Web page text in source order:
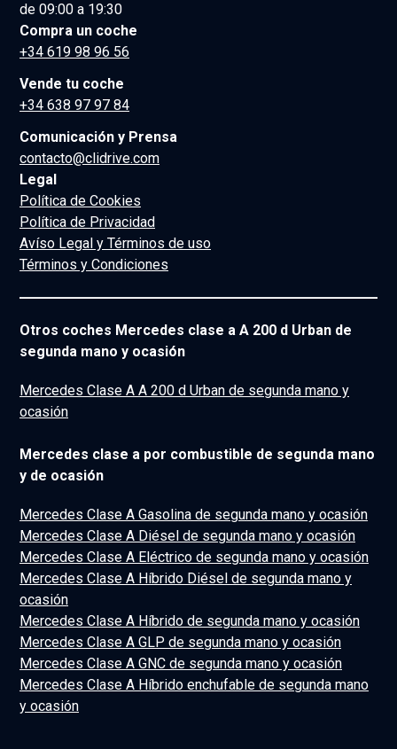
de 09:00 a 19:30
Compra un coche
+34 619 98 96 56
Vende tu coche
+34 638 97 97 84
Comunicación y Prensa
contacto@clidrive.com
Legal
Política de Cookies
Política de Privacidad
Avíso Legal y Términos de uso
Términos y Condiciones
Otros coches Mercedes clase a A 200 d Urban de
segunda mano y ocasión
Mercedes Clase A A 200 d Urban de segunda mano y
ocasión
Mercedes clase a por combustible de segunda mano
y de ocasión
Mercedes Clase A Gasolina de segunda mano y ocasión
Mercedes Clase A Diésel de segunda mano y ocasión
Mercedes Clase A Eléctrico de segunda mano y ocasión
Mercedes Clase A Híbrido Diésel de segunda mano y
ocasión
Mercedes Clase A Híbrido de segunda mano y ocasión
Mercedes Clase A GLP de segunda mano y ocasión
Mercedes Clase A GNC de segunda mano y ocasión
Mercedes Clase A Híbrido enchufable de segunda mano
y ocasión